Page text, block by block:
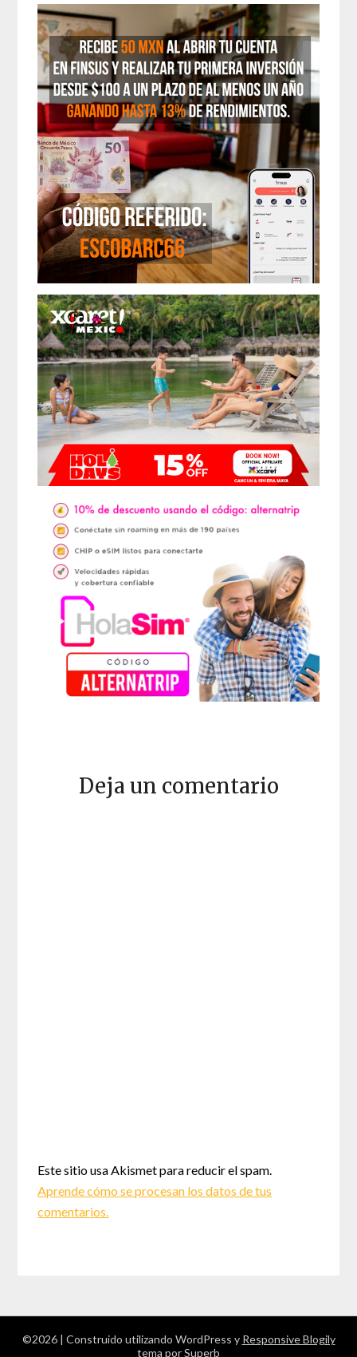
Deja un comentario
Este sitio usa Akismet para reducir el spam.
Aprende cómo se procesan los datos de tus
comentarios.
©2026 | Construido utilizando WordPress y Responsive Blogily
tema por Superb